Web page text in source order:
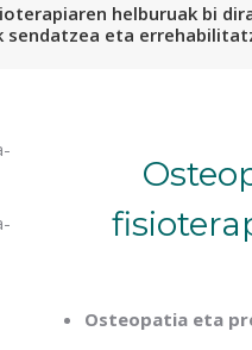
helburuak bi
sendatzea eta
Osteopatia eta